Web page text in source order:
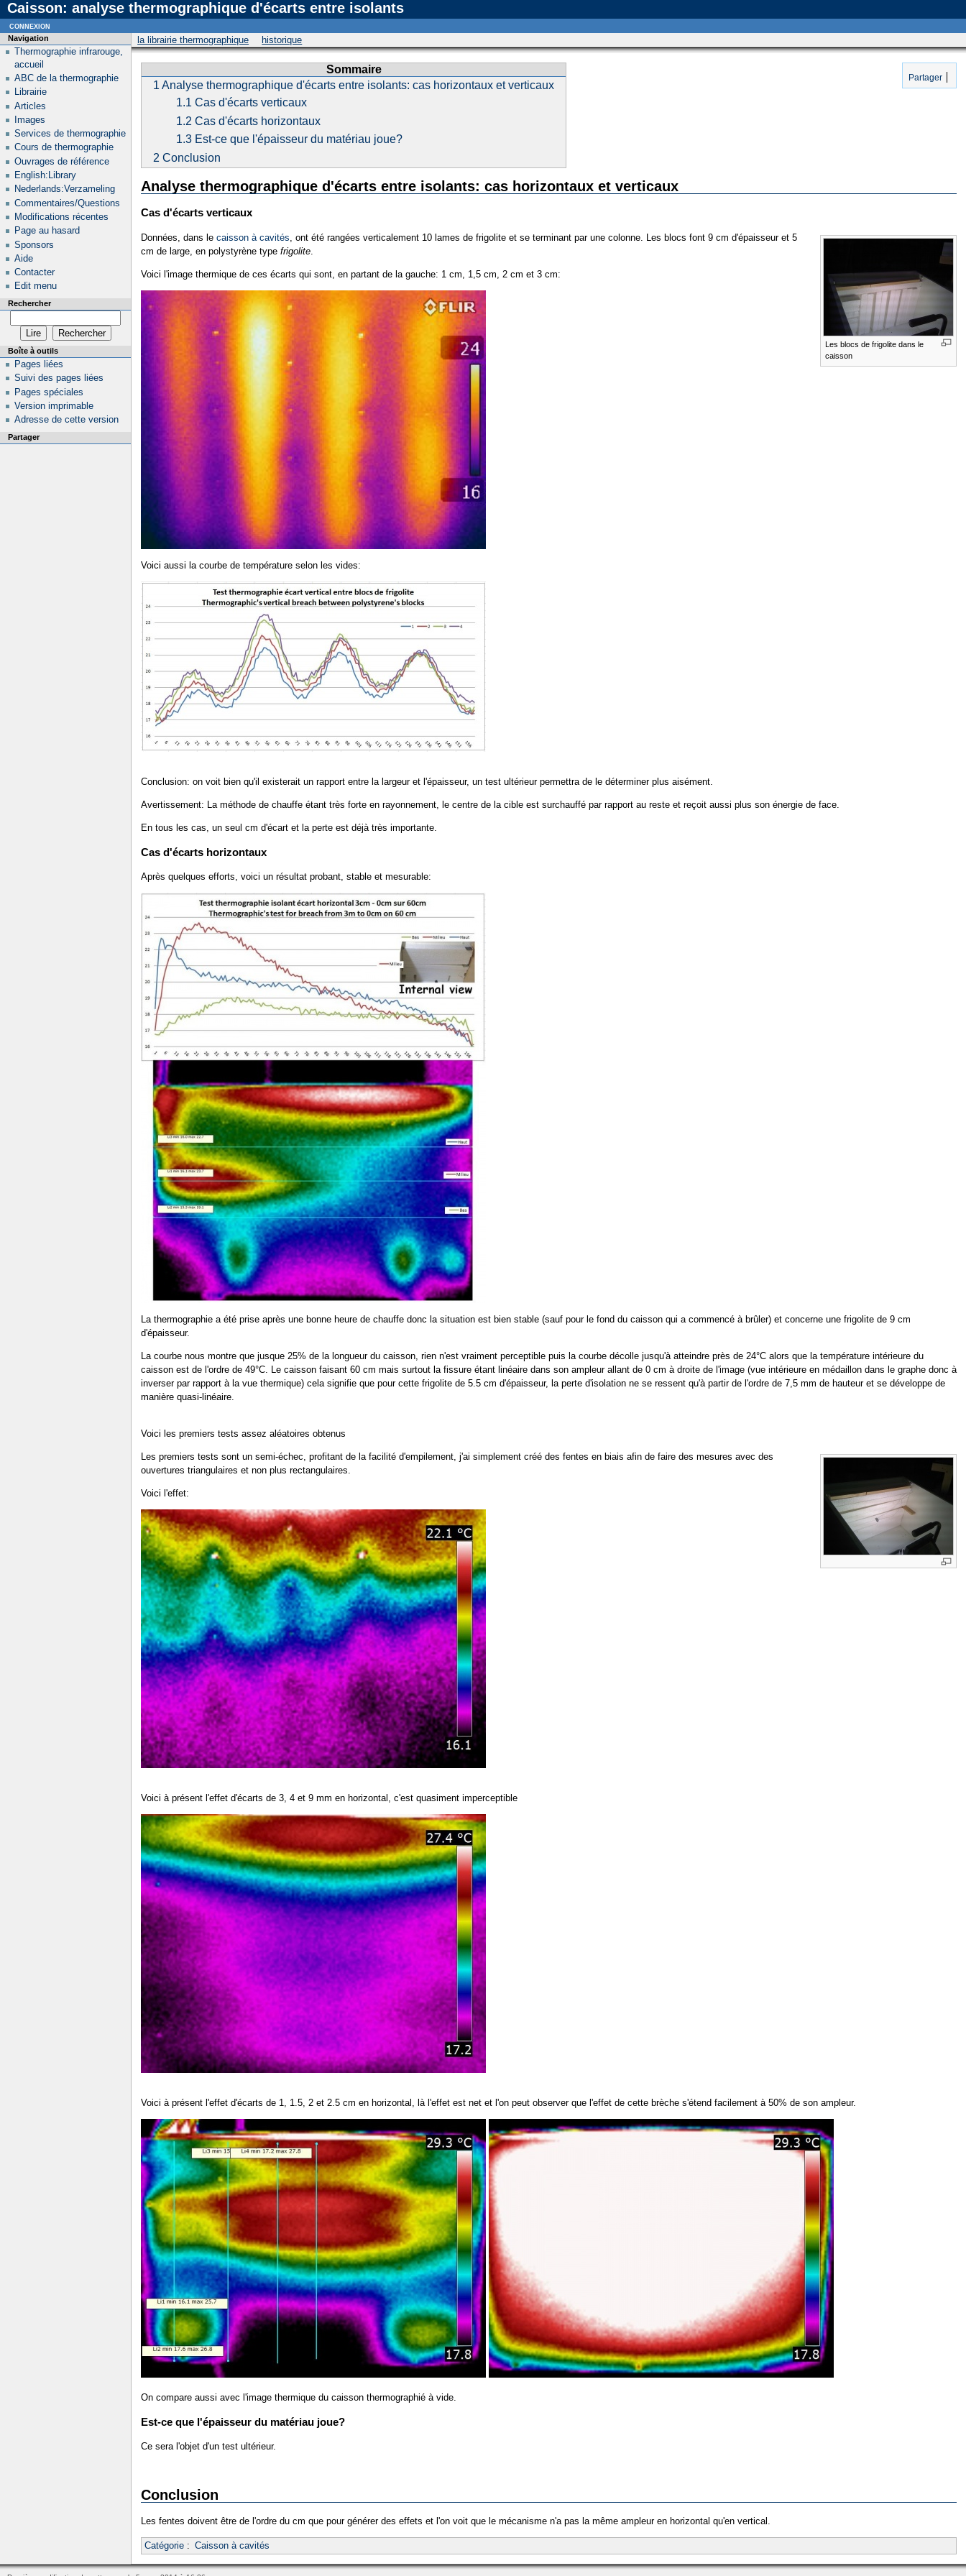
Caisson: analyse thermographique d'écarts entre isolants
la librairie thermographique historique
Partager
Sommaire
1 Analyse thermographique d'écarts entre isolants: cas horizontaux et verticaux
1.1 Cas d'écarts verticaux
1.2 Cas d'écarts horizontaux
1.3 Est-ce que l'épaisseur du matériau joue?
2 Conclusion
Analyse thermographique d'écarts entre isolants: cas horizontaux et verticaux
Cas d'écarts verticaux
Les blocs de frigolite dans le
caisson
Données, dans le caisson à cavités , ont été rangées verticalement 10 lames de frigolite et se terminant par une colonne. Les blocs font 9 cm d'épaisseur et 5
cm de large, en polystyrène type frigolite
Voici l'image thermique de ces écarts qui sont, en partant de la gauche: 1 cm, 1,5 cm, 2 cm et 3 cm:
Voici aussi la courbe de température selon les vides:
Conclusion: on voit bien qu'il existerait un rapport entre la largeur et l'épaisseur, un test ultérieur permettra de le déterminer plus aisément.
Avertissement: La méthode de chauffe étant très forte en rayonnement, le centre de la cible est surchauffé par rapport au reste et reçoit aussi plus son énergie de face.
En tous les cas, un seul cm d'écart et la perte est déjà très importante.
Cas d'écarts horizontaux
Après quelques efforts, voici un résultat probant, stable et mesurable:
La thermographie a été prise après une bonne heure de chauffe donc la situation est bien stable (sauf pour le fond du caisson qui a commencé à brûler) et concerne une frigolite de 9 cm
d'épaisseur.
La courbe nous montre que jusque 25% de la longueur du caisson, rien n'est vraiment perceptible puis la courbe décolle jusqu'à atteindre près de 24°C alors que la température intérieure du
caisson est de l'ordre de 49°C. Le caisson faisant 60 cm mais surtout la fissure étant linéaire dans son ampleur allant de 0 cm à droite de l'image (vue intérieure en médaillon dans le graphe donc à
inverser par rapport à la vue thermique) cela signifie que pour cette frigolite de 5.5 cm d'épaisseur, la perte d'isolation ne se ressent qu'à partir de l'ordre de 7,5 mm de hauteur et se développe de
manière quasi-linéaire.
Voici les premiers tests assez aléatoires obtenus
Les premiers tests sont un semi-échec, profitant de la facilité d'empilement, j'ai simplement créé des fentes en biais afin de faire des mesures avec des
ouvertures triangulaires et non plus rectangulaires.
Voici l'effet:
Voici à présent l'effet d'écarts de 3, 4 et 9 mm en horizontal, c'est quasiment imperceptible
Voici à présent l'effet d'écarts de 1, 1.5, 2 et 2.5 cm en horizontal, là l'effet est net et l'on peut observer que l'effet de cette brèche s'étend facilement à 50% de son ampleur.
On compare aussi avec l'image thermique du caisson thermographié à vide.
Est-ce que l'épaisseur du matériau joue?
Ce sera l'objet d'un test ultérieur.
Conclusion
Les fentes doivent être de l'ordre du cm que pour générer des effets et l'on voit que le mécanisme n'a pas la même ampleur en horizontal qu'en vertical.
Catégorie: Caisson à cavités
Navigation
Thermographie infrarouge,
accueil
ABC de la thermographie
Librairie
Articles
Images
Services de thermographie
Cours de thermographie
Ouvrages de référence
English:Library
Nederlands:Verzameling
Commentaires/Questions
Modifications récentes
Page au hasard
Sponsors
Aide
Contacter
Edit menu
Rechercher
Boîte à outils
Pages liées
Suivi des pages liées
Pages spéciales
Version imprimable
Adresse de cette version
Partager
connexion